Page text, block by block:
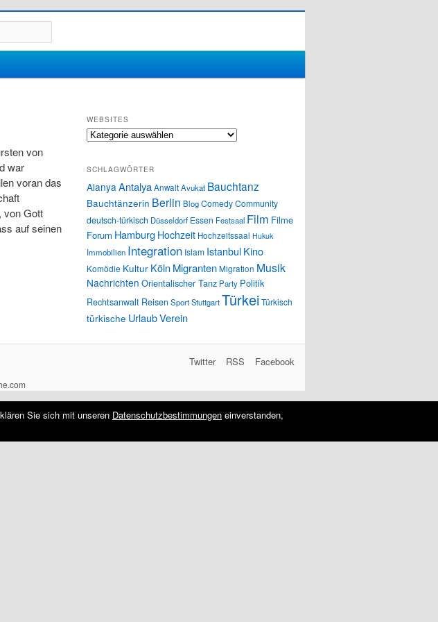
von
war
voran das
von Gott
auf seinen
WEBSITES
Websites
SCHLAGWÖRTER
Alanya AntalyaAnwaltAvukat Bauchtanz
Bauchtänzerin Berlin BlogComedyCommunity
deutsch-türkisch Düsseldorf Essen Festsaal Film Filme
Forum Hamburg Hochzeit Hochzeitssaal Hukuk
Immobilien Integration Islam IstanbulKino
Komödie Kultur Köln MigrantenMigration Musik
Nachrichten Orientalischer Tanz Party Politik
Rechtsanwalt ReisenSportStuttgartTürkeiTürkisch
türkische UrlaubVerein
Facebook
RSS
Twitter
Sie sich mit unseren Datenschutzbestimmungen einverstanden,